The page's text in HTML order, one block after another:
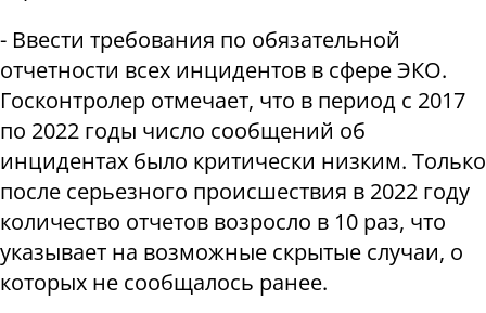
- Ввести требования по обязательной
отчетности всех инцидентов в сфере ЭКО.
Госконтролер отмечает, что в период с 2017
по 2022 годы число сообщений об
инцидентах было критически низким. Только
после серьезного происшествия в 2022 году
количество отчетов возросло в 10 раз, что
указывает на возможные скрытые случаи, о
которых не сообщалось ранее.